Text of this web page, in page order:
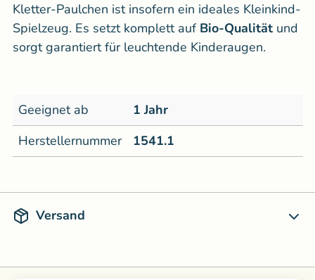
Kletter-Paulchen ist insofern ein ideales Kleinkind-
Spielzeug. Es setzt komplett auf Bio-Qualität und
sorgt garantiert für leuchtende Kinderaugen.
Geeignet ab
1 Jahr
Herstellernummer
1541.1
Versand